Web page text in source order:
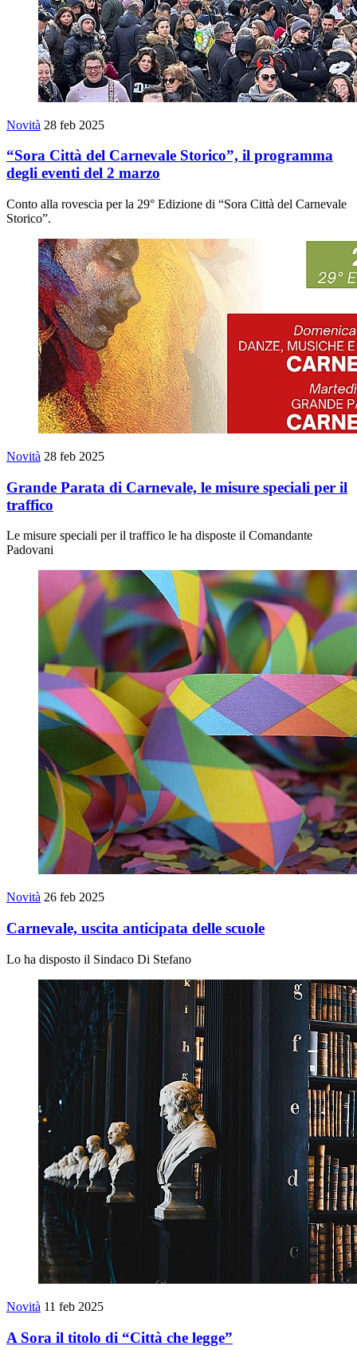
Novità 28 feb 2025
“Sora Città del Carnevale Storico”, il programma
degli eventi del 2 marzo
Conto alla rovescia per la 29° Edizione di “Sora Città del Carnevale
Storico”.
Novità 28 feb 2025
Grande Parata di Carnevale, le misure speciali per il
traffico
Le misure speciali per il traffico le ha disposte il Comandante
Padovani
Novità 26 feb 2025
Carnevale, uscita anticipata delle scuole
Lo ha disposto il Sindaco Di Stefano
Novità 11 feb 2025
A Sora il titolo di “Città che legge”